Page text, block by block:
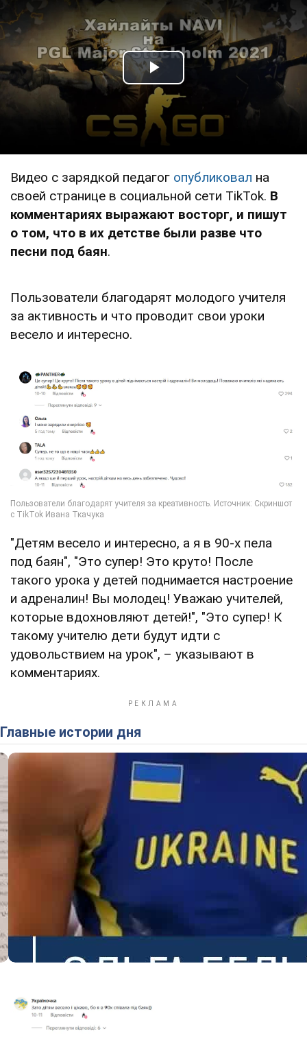
Play Video
Видео с зарядкой педагог опубликовал на
своей странице в социальной сети TikTok. В
комментариях выражают восторг, и пишут
о том, что в их детстве были разве что
песни под баян.
Пользователи благодарят молодого учителя
за активность и что проводит свои уроки
весело и интересно.
"Детям весело и интересно, а я в 90-х пела
под баян", "Это супер! Это круто! После
такого урока у детей поднимается настроение
и адреналин! Вы молодец! Уважаю учителей,
которые вдохновляют детей!", "Это супер! К
такому учителю дети будут идти с
удовольствием на урок", – указывают в
комментариях.
Главные истории дня